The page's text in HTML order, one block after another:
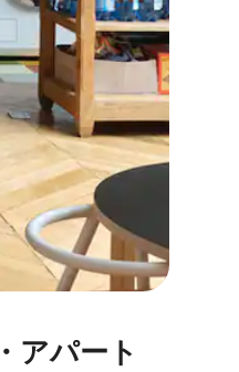
アパート